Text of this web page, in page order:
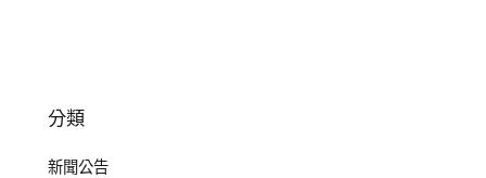
分類
新聞公告